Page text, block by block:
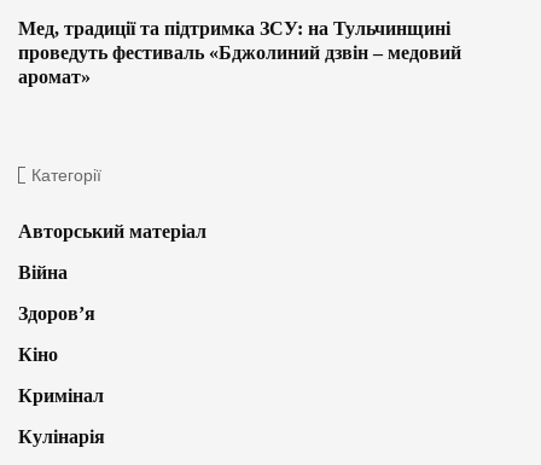
Мед, традиції та підтримка ЗСУ: на Тульчинщині
проведуть фестиваль «Бджолиний дзвін – медовий
аромат»
Категорії
Авторський матеріал
Війна
Здоров’я
Кіно
Кримінал
Кулінарія